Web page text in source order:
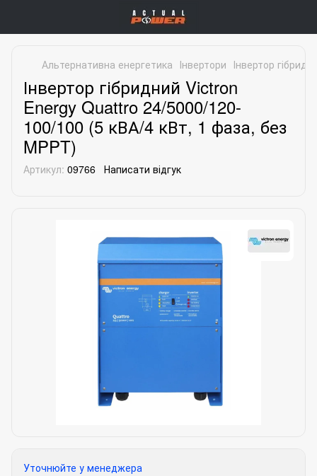
Альтернативна енергетика Інвертори Інвертор
Інвертор гібридний Victron
Energy Quattro 24/5000/120-
100/100 (5 кВА/4 кВт, 1 фаза, без
MPPT)
Артикул: 09766 Написати відгук
Уточнюйте у менеджера